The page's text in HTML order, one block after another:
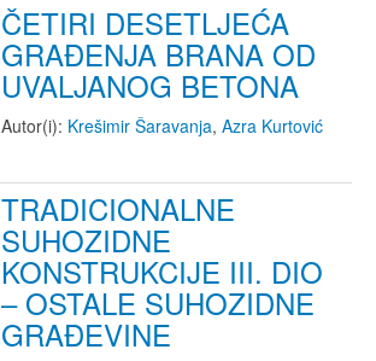
ČETIRI DESETLJEĆA
GRAĐENJA BRANA OD
UVALJANOG BETONA
Autor(i): Krešimir Šaravanja, Azra Kurtović
TRADICIONALNE
SUHOZIDNE
KONSTRUKCIJE III. DIO
– OSTALE SUHOZIDNE
GRAĐEVINE